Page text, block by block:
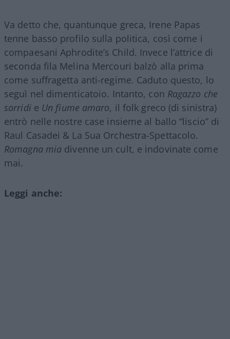
Va detto che, quantunque greca, Irene Papas
tenne basso profilo sulla politica, così come i
compaesani Aphrodite’s Child. Invece l’attrice di
seconda fila Melina Mercouri balzò alla prima
come suffragetta anti-regime. Caduto questo, lo
seguì nel dimenticatoio. Intanto, con Ragazzo che
sorridie Un fiume amaro, il folk greco (di sinistra)
entrò nelle nostre case insieme al ballo “liscio” di
Raul Casadei & La Sua Orchestra-Spettacolo.
Romagna mia divenne un cult, e indovinate come
mai.
Leggi anche: